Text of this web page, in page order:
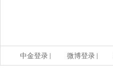
中金登录 | 微博登录 |